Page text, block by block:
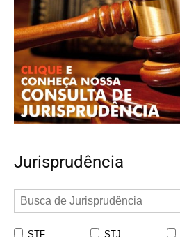
Jurisprudência
STF STJ